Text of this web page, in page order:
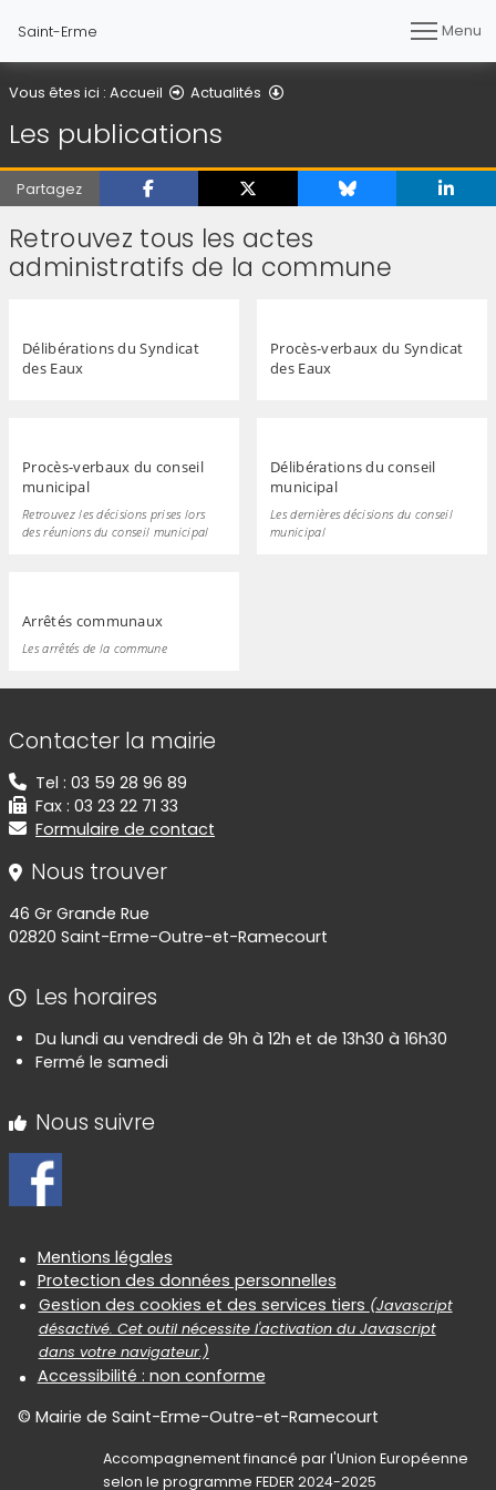
Saint-Erme Menu
Vous êtes ici : Accueil Actualités
Les publications
Partagez
Retrouvez tous les actes
administratifs de la commune
Délibérations du Syndicat
des Eaux
Procès-verbaux du Syndicat
des Eaux
Procès-verbaux du conseil
municipal
Retrouvez les décisions prises lors
des réunions du conseil municipal
Délibérations du conseil
municipal
Les dernières décisions du conseil
municipal
Arrêtés communaux
Les arrêtés de la commune
Informations de contact
Contacter la mairie
Tel : 03 59 28 96 89
Fax : 03 23 22 71 33
Formulaire de contact
Nous trouver
46 Gr Grande Rue
02820 Saint-Erme-Outre-et-Ramecourt
Les horaires
Du lundi au vendredi de 9h à 12h et de 13h30 à 16h30
Fermé le samedi
Nous suivre
Informations réglementaires
Mentions légales
Protection des données personnelles
Gestion des cookies et des services tiers (Javascript
désactivé. Cet outil nécessite l'activation du Javascript
dans votre navigateur.)
Accessibilité : non conforme
© Mairie de Saint-Erme-Outre-et-Ramecourt
Accompagnement financé par l'Union Européenne
selon le programme FEDER 2024-2025